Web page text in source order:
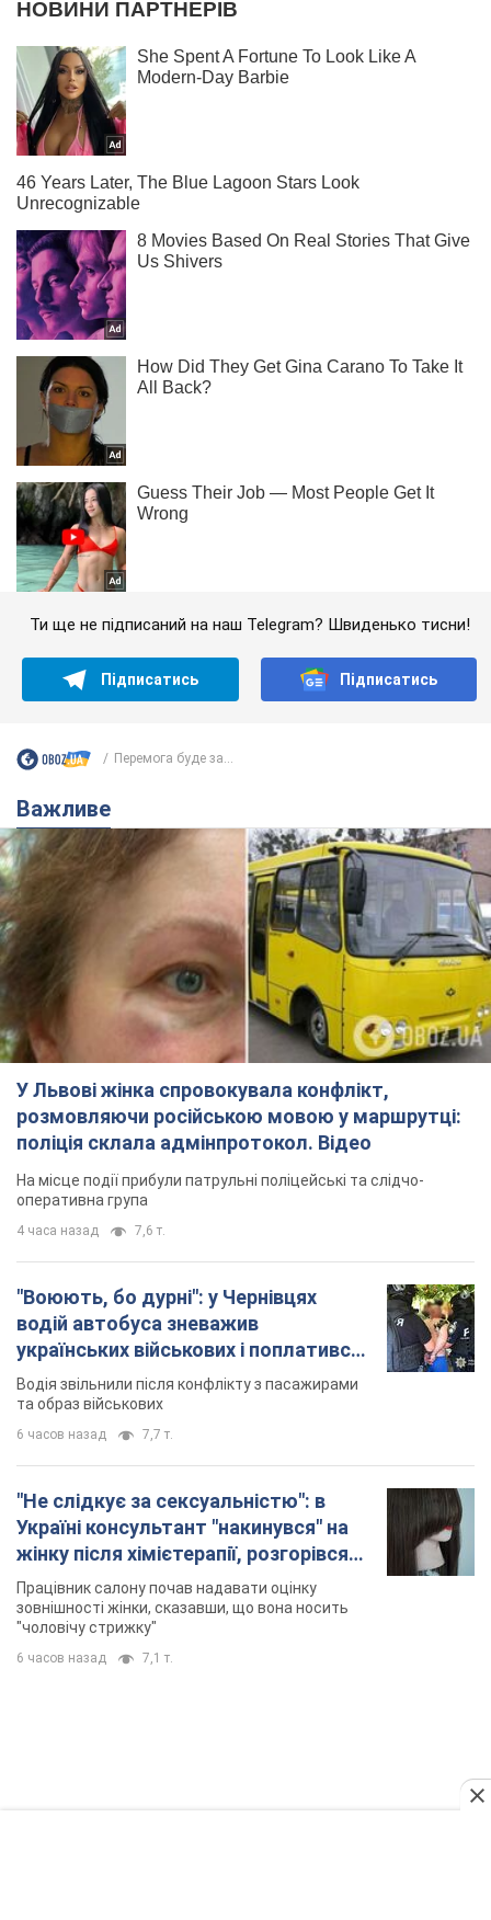
Ти ще не підписаний на наш Telegram? Швиденько тисни!
Підписатись Підписатись
Перемога буде за...
Важливе
У Львові жінка спровокувала конфлікт,
розмовляючи російською мовою у маршрутці:
поліція склала адмінпротокол. Відео
На місце події прибули патрульні поліцейські та слідчо-
оперативна група
4 часа назад 7,6 т.
"Воюють, бо дурні": у Чернівцях
водій автобуса зневажив
українських військових і поплатився.
Відео
Водія звільнили після конфлікту з пасажирами
та образ військових
6 часов назад 7,7 т.
"Не слідкує за сексуальністю": в
Україні консультант "накинувся" на
жінку після хімієтерапії, розгорівся
скандал. Фото
Працівник салону почав надавати оцінку
зовнішності жінки, сказавши, що вона носить
"чоловічу стрижку"
6 часов назад 7,1 т.